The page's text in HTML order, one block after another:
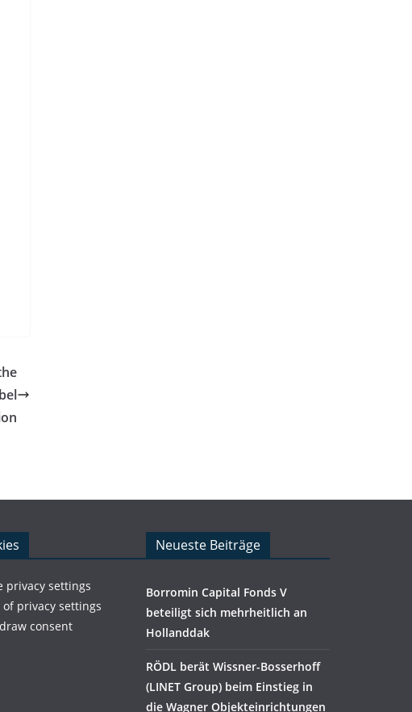
privacy settings
of privacy settings
consent
Neueste Beiträge
Borromin Capital Fonds V
beteiligt sich mehrheitlich an
Hollanddak
RÖDL berät Wissner-Bosserhoff
(LINET Group) beim Einstieg in
die Wagner Objekteinrichtungen